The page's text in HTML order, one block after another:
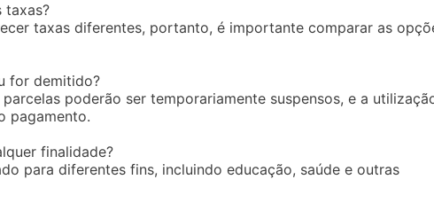
taxas?
taxas diferentes, portanto, é importante comparar as
for demitido?
poderão ser temporariamente suspensos, e a
pagamento.
finalidade?
para diferentes fins, incluindo educação, saúde e outras